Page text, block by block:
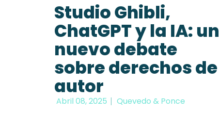
Studio Ghibli,
ChatGPT y la IA: un
nuevo debate
sobre derechos de
autor
Abril 08, 2025 Quevedo & Ponce